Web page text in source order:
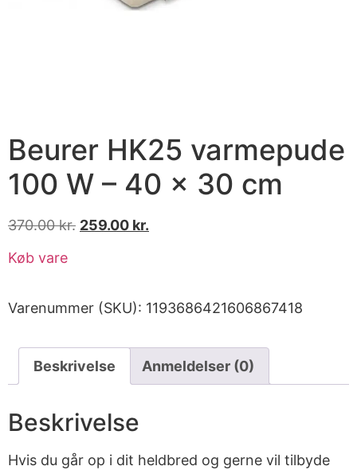
Beurer HK25 varmepude
100 W – 40 × 30 cm
370.00kr. 259.00 kr.
Køb vare
Varenummer (SKU): 1193686421606867418
Beskrivelse Anmeldelser (0)
Beskrivelse
Hvis du går op i dit heldbred og gerne vil tilbyde